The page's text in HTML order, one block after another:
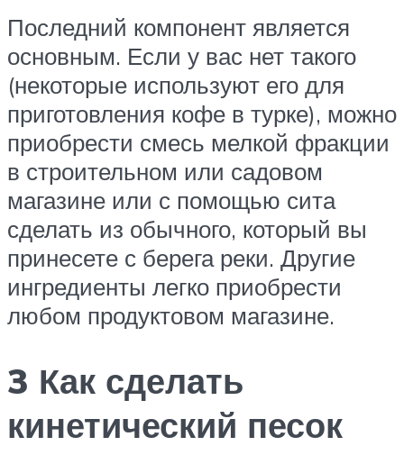
Последний компонент является
основным. Если у вас нет такого
(некоторые используют его для
приготовления кофе в турке), можно
приобрести смесь мелкой фракции
в строительном или садовом
магазине или с помощью сита
сделать из обычного, который вы
принесете с берега реки. Другие
ингредиенты легко приобрести
любом продуктовом магазине.
3 Как сделать
кинетический песок